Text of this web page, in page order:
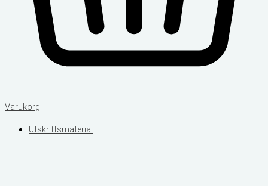
Varukorg
Utskriftsmaterial